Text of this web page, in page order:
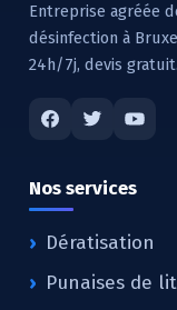
Entreprise agréée
désinfection à
24h/7j, devis gratuit.
Nos services
Dératisation
Punaises de lit